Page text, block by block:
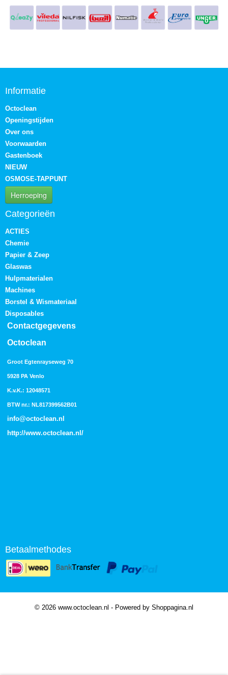
Informatie
Octoclean
Openingstijden
Over ons
Voorwaarden
Gastenboek
NIEUW
OSMOSE-TAPPUNT
Herroeping
Categorieën
ACTIES
Chemie
Papier & Zeep
Glaswas
Hulpmaterialen
Machines
Borstel & Wismateriaal
Disposables
Contactgegevens
Octoclean
Groot Egtenrayseweg 70
5928 PA Venlo
K.v.K.: 12048571
BTW nr.: NL817399562B01
info@octoclean.nl
http://www.octoclean.nl /
Betaalmethodes
© 2026 www.octoclean.nl - Powered by Shoppagina.nl